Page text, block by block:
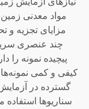
مواد معدنی
چند عنصری
پیچیده نمونه را
کیفی و کمی
گسترده در
سناریوها